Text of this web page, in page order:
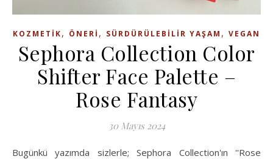
KOZMETIK, ÖNERI , SÜRDÜRÜLEBILIR YAŞAM , VEGAN
Sephora Collection Color
Shifter Face Palette –
Rose Fantasy
30 Mayıs 2024
Bugünkü yazımda sizlerle; Sephora Collection'ın ''Rose